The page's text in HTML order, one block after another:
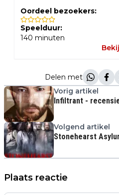
Oordeel bezoekers:
Speelduur:
140 minuten
Delen met
Vorig artikel
Infiltrant -
Volgend artikel
Stonehearst
Plaats reactie